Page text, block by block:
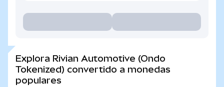
Explora Rivian Automotive (Ondo
Tokenized) convertido a monedas
populares